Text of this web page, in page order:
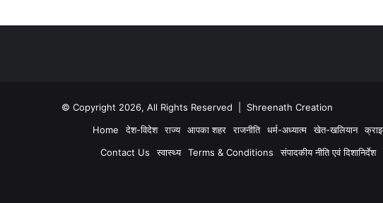
© Copyright 2026, All Rights Reserved | Shreenath Creation
Home
देश-विदेश राज्य आपका शहर राजनीति धर्म-अध्यात्म खेत-खलियान
Contact Us
स्वास्थ्य Terms & Conditions संपादकीय नीति एवं दिशानिर्देश